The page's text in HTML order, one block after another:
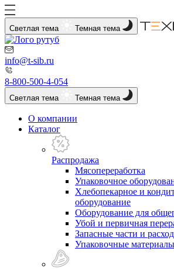
Светлая тема Темная тема
info@t-sib.ru
8-800-500-4-054
Светлая тема Темная тема
О компании
Каталог
Распродажа
Мясопереработка
Упаковочное
Хлебопекарное и
оборудование
Оборудование для
Убой и первичная
Запасные части и
Упаковочные материалы